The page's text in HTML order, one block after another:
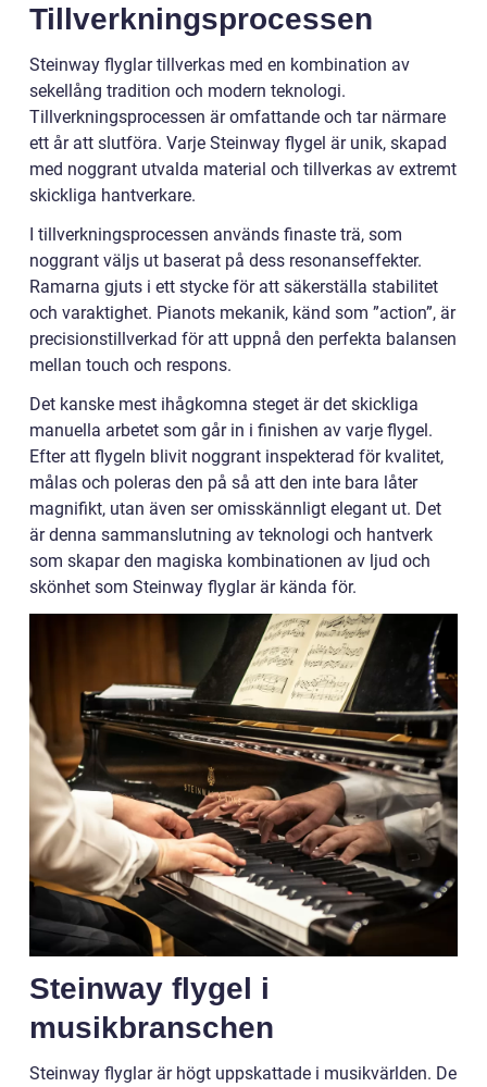
Tillverkningsprocessen
Steinway flyglar tillverkas med en kombination av
sekellång tradition och modern teknologi.
Tillverkningsprocessen är omfattande och tar närmare
ett år att slutföra. Varje Steinway flygel är unik, skapad
med noggrant utvalda material och tillverkas av extremt
skickliga hantverkare.
I tillverkningsprocessen används finaste trä, som
noggrant väljs ut baserat på dess resonanseffekter.
Ramarna gjuts i ett stycke för att säkerställa stabilitet
och varaktighet. Pianots mekanik, känd som ”action”, är
precisionstillverkad för att uppnå den perfekta balansen
mellan touch och respons.
Det kanske mest ihågkomna steget är det skickliga
manuella arbetet som går in i finishen av varje flygel.
Efter att flygeln blivit noggrant inspekterad för kvalitet,
målas och poleras den på så att den inte bara låter
magnifikt, utan även ser omisskännligt elegant ut. Det
är denna sammanslutning av teknologi och hantverk
som skapar den magiska kombinationen av ljud och
skönhet som Steinway flyglar är kända för.
Steinway flygel i
musikbranschen
Steinway flyglar är högt uppskattade i musikvärlden. De